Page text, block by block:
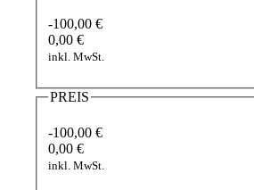
-100,00 €
0,00 €
inkl. MwSt.
PREIS
-100,00 €
0,00 €
inkl. MwSt.